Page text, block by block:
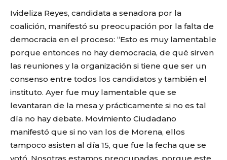
Ivideliza Reyes, candidata a senadora por la
coalición, manifestó su preocupación por la falta de
democracia en el proceso: “Esto es muy lamentable
porque entonces no hay democracia, de qué sirven
las reuniones y la organización si tiene que ser un
consenso entre todos los candidatos y también el
instituto. Ayer fue muy lamentable que se
levantaran de la mesa y prácticamente si no es tal
día no hay debate. Movimiento Ciudadano
manifestó que si no van los de Morena, ellos
tampoco asisten al día 15, que fue la fecha que se
votó. Nosotras estamos preocupadas, porque este